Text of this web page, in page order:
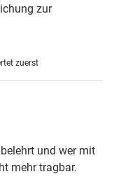
zur
zuerst
und wer mit
mehr tragbar.